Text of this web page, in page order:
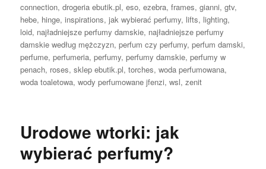
connection,drogeria ebutik.pl,eso,ezebra,frames,gianni,gtv,
hebe, hinge,inspirations,jak wybierać perfumy, lifts, lighting,
loid, najładniejsze perfumy damskie, najładniejsze perfumy
damskie według mężczyzn,perfum czy perfumy,perfum damski,
perfume,perfumeria,perfumy,perfumy damskie,perfumy w
penach, roses,sklep ebutik.pl,torches,woda perfumowana,
woda toaletowa,wody perfumowane jfenzi,wsl,zenit
Urodowe wtorki: jak
wybierać perfumy?